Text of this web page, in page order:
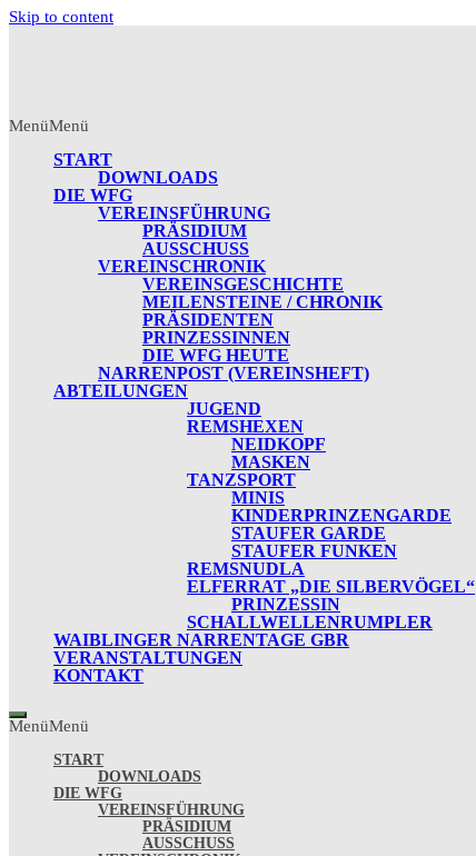
Skip to content
MenüMenü
START
DOWNLOADS
DIE WFG
VEREINSFÜHRUNG
PRÄSIDIUM
AUSSCHUSS
VEREINSCHRONIK
VEREINSGESCHICHTE
MEILENSTEINE / CHRONIK
PRÄSIDENTEN
PRINZESSINNEN
DIE WFG HEUTE
NARRENPOST (VEREINSHEFT)
ABTEILUNGEN
JUGEND
REMSHEXEN
NEIDKOPF
MASKEN
TANZSPORT
MINIS
KINDERPRINZENGARDE
STAUFER GARDE
STAUFER FUNKEN
REMSNUDLA
ELFERRAT „DIE SILBERVÖGEL“
PRINZESSIN
SCHALLWELLENRUMPLER
WAIBLINGER NARRENTAGE GBR
VERANSTALTUNGEN
KONTAKT
MenüMenü
START
DOWNLOADS
DIE WFG
VEREINSFÜHRUNG
PRÄSIDIUM
AUSSCHUSS